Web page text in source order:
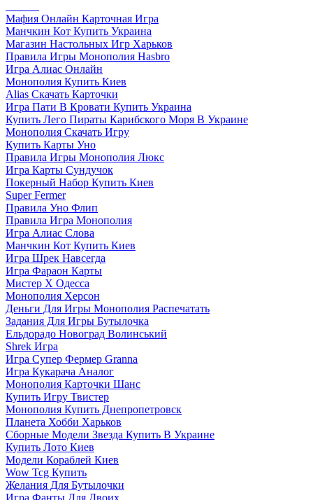
Мафия Онлайн Карточная Игра
Манчкин Кот Купить Украина
Магазин Настольных Игр Харьков
Правила Игры Монополия Hasbro
Игра Алиас Онлайн
Монополия Купить Киев
Alias Скачать Карточки
Игра Пати В Кровати Купить Украина
Купить Лего Пираты Карибского Моря В Украине
Монополия Скачать Игру
Купить Карты Уно
Правила Игры Монополия Люкс
Игра Карты Сундучок
Покерный Набор Купить Киев
Super Fermer
Правила Уно Флип
Правила Игра Монополия
Игра Алиас Слова
Манчкин Кот Купить Киев
Игра Шрек Навсегда
Игра Фараон Карты
Мистер Х Одесса
Монополия Херсон
Деньги Для Игры Монополия Распечатать
Задания Для Игры Бутылочка
Ельдорадо Новоград Волинський
Shrek Игра
Игра Супер Фермер Granna
Игра Кукарача Аналог
Монополия Карточки Шанс
Купить Игру Твистер
Монополия Купить Днепропетровск
Планета Хобби Харьков
Сборные Модели Звезда Купить В Украине
Купить Лото Киев
Модели Кораблей Киев
Wow Tcg Купить
Желания Для Бутылочки
Игра Фанты Для Двоих